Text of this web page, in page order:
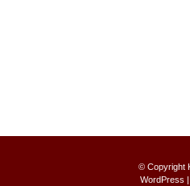
© Copyright
WordPress